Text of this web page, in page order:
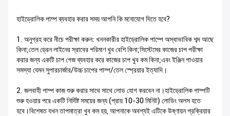
হাইড্রোলিক পাম্প ব্যবহার করার সময় আপনি কি মনোযোগ দিতে হবে?
1. অনুগ্রহ করে নীচে পরীক্ষা করুন: খননকারীর হাইড্রোলিক পাম্পে অস্বাভাবিক শব্দ আছে
কিনা;তেল ড্রেন লাইনের স্রাবের পরিমাণ খুব বেশি কিনা;সিস্টেমের কাজের চাপ পরীক্ষা
করার জন্য একটি চাপ গেজ ব্যবহার করে কাজের চাপ খুব কম কিনা;এবং ইঞ্জিন পাওয়ার
সমস্যা যেমন সুপারচার্জার/উচ্চ চাপের পাম্প/তেল স্প্রেয়ার ইত্যাদি।
2. জলবাহী পাম্প কাজ শুরু করার সাথে সাথে লোড যোগ করবেন না।হাইড্রোলিক পাম্পটি
শুরু হওয়ার পরে একটি নির্দিষ্ট সময়ের জন্য (প্রায় 10-30 মিনিট) লোডিং অলস হতে
হবে।বিশেষত যখন তাপমাত্রা খুব কম হয়, আপনাকে অবশ্যই এটিকে উষ্ণায়ন প্রক্রিয়ার